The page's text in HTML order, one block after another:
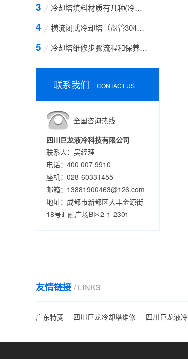
冷却塔填料材质有几种(冷却塔填料哪种材质好)
横流闭式冷却塔（盘管304不锈钢）
冷却塔维修步骤流程和保养的方法有哪些
联系我们 CONTACT US
全国咨询热线
四川巨龙液冷科技有限公司
联系人：吴经理
电话：400 007 9910
座机：028-60331455
邮箱：13881900463@126.com
地址：成都市新都区大丰金源街
18号汇融广场B区2-1-2301
友情链接 / LINKS
广东特菱 四川巨龙冷却塔维修 四川巨龙液冷